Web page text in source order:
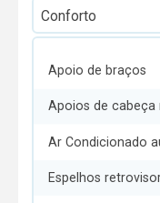
Apoio de braços
Apoios de cabeça
Ar Condicionado
Espelhos